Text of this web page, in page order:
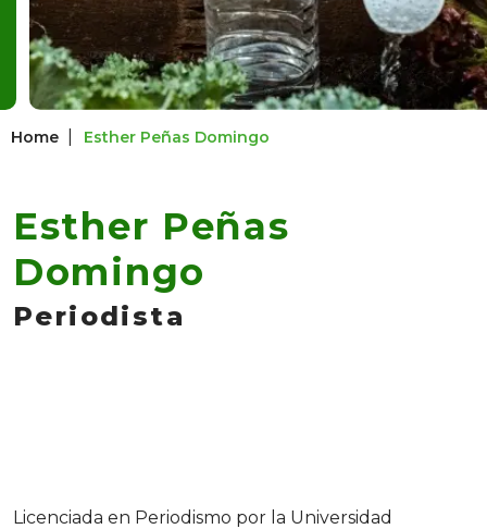
Home Esther Peñas Domingo
Esther Peñas
Domingo
Periodista
Licenciada en Periodismo por la Universidad